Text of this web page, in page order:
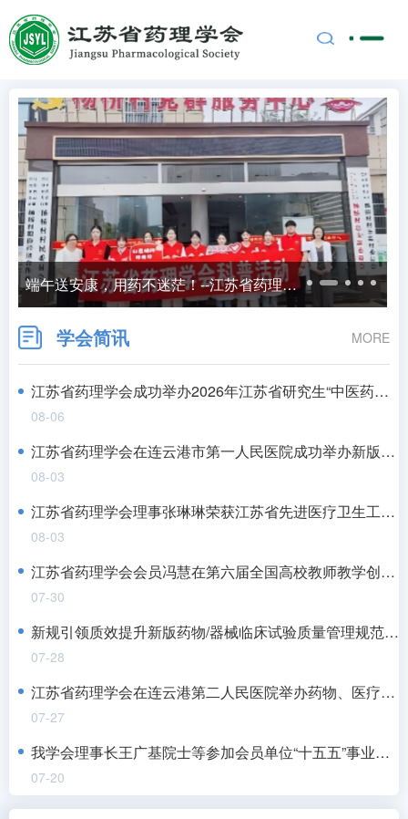
端午送安康，用药不迷茫！--江苏省药理学会走进高邮杨桥村开展健康科普志愿服务
学会简讯 MORE
江苏省药理学会成功举办2026年江苏省研究生“中医药现代化高质量发展”暑期学校
08-06
江苏省药理学会在连云港市第一人民医院成功举办新版药物和医疗器械GCP及伦理审查培训班
08-03
江苏省药理学会理事张琳琳荣获江苏省先进医疗卫生工作者
08-03
江苏省药理学会会员冯慧在第六届全国高校教师教学创新大赛中斩获佳绩
07-30
新规引领质效提升新版药物/器械临床试验质量管理规范与伦理审查能力提升培训班在宁成功举办
07-28
江苏省药理学会在连云港第二人民医院举办药物、医疗器械临床试验质量管理规范及伦理审查培训班
07-27
我学会理事长王广基院士等参加会员单位“十五五”事业发展规划战略专家咨询会
07-20